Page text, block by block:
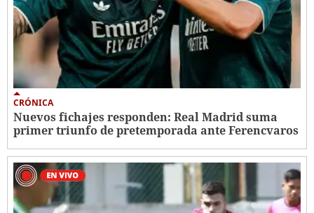
CRÓNICA
Nuevos fichajes responden: Real Madrid suma
primer triunfo de pretemporada ante Ferencvaros